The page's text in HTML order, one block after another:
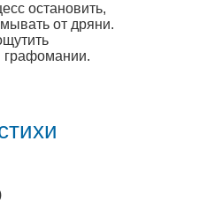
остановить,
от дряни.
графомании.